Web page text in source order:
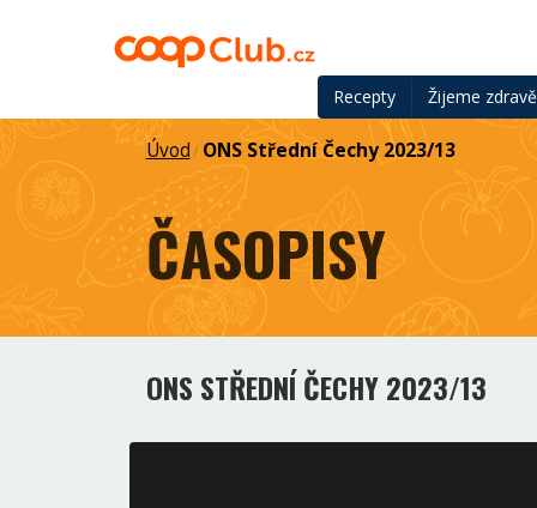
Recepty Žijeme zdravě
Úvod/ ONS Střední Čechy 2023/13
ČASOPISY
ONS STŘEDNÍ ČECHY 2023/13